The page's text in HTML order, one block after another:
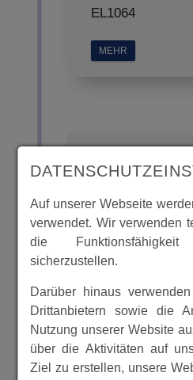
EL1064
MEHR
Ellenberg
Auf unserer Webseite
verwendet. Wir verwenden
die
sicherzustellen.
Darüber hinaus
Drittanbietern sowie die
Nutzung unserer Website
über die Aktivitäten auf
Ziel zu erstellen, unsere